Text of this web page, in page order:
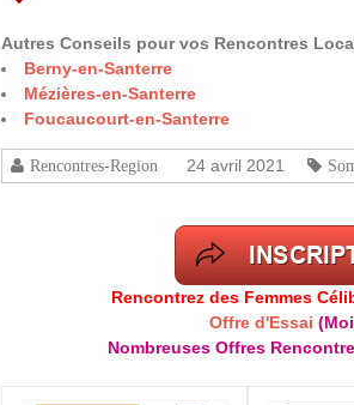
Autres Conseils pour vos Rencontres
Berny-en-Santerre
Mézières-en-Santerre
Foucaucourt-en-Santerre
Rencontres-Region 24 avril 2021
Rencontrez des Femmes
Offre d'Essai
Nombreuses Offres